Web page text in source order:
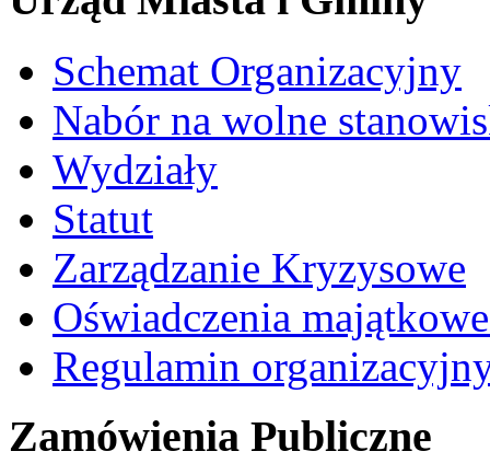
Schemat Organizacyjny
Nabór na wolne
Wydziały
Statut
Zarządzanie Kryzysowe
Oświadczenia
Regulamin
Zamówienia Publiczne